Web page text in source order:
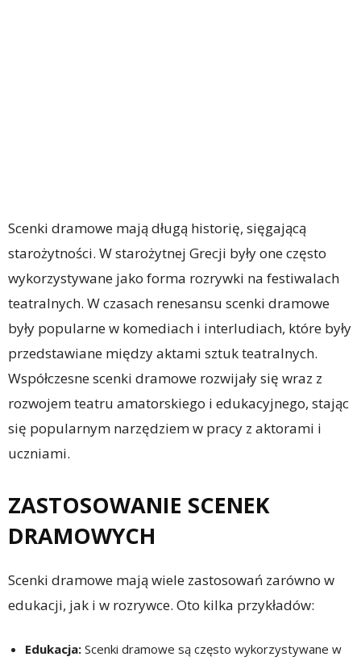
Scenki dramowe mają długą historię, sięgającą
starożytności. W starożytnej Grecji były one często
wykorzystywane jako forma rozrywki na festiwalach
teatralnych. W czasach renesansu scenki dramowe
były popularne w komediach i interludiach, które były
przedstawiane między aktami sztuk teatralnych.
Współczesne scenki dramowe rozwijały się wraz z
rozwojem teatru amatorskiego i edukacyjnego, stając
się popularnym narzędziem w pracy z aktorami i
uczniami.
ZASTOSOWANIE SCENEK
DRAMOWYCH
Scenki dramowe mają wiele zastosowań zarówno w
edukacji, jak i w rozrywce. Oto kilka przykładów:
Edukacja: Scenki dramowe są często wykorzystywane w